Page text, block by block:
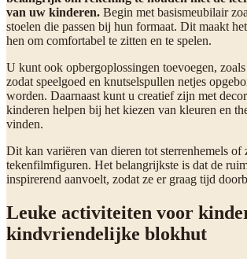
van uw kinderen. Begin met basismeubilair
stoelen die passen bij hun formaat. Dit maakt
hen om comfortabel te zitten en te spelen.
U kunt ook opbergoplossingen toevoegen,
zodat speelgoed en knutselspullen netjes
worden. Daarnaast kunt u creatief zijn met
kinderen helpen bij het kiezen van kleuren en
vinden.
Dit kan variëren van dieren tot sterrenhemels of
tekenfilmfiguren. Het belangrijkste is dat de
inspirerend aanvoelt, zodat ze er graag tijd
Leuke activiteiten voor
kindvriendelijke blokhut